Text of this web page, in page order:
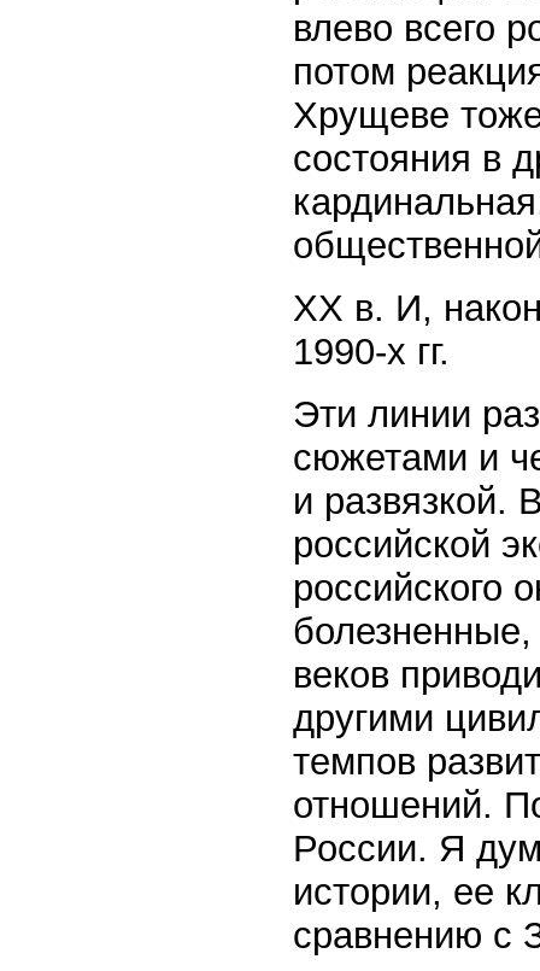
влево всего
потом
Хрущеве
состояния в
XX в. И,
1990-х гг.
Эти линии
сюжетами и
и развязкой.
российской
российского
веков
другими
темпов
отношений.
России. Я
истории, ее
сравнению с